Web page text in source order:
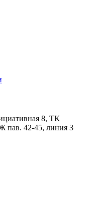
8, ТК
пав. 42-45, линия З